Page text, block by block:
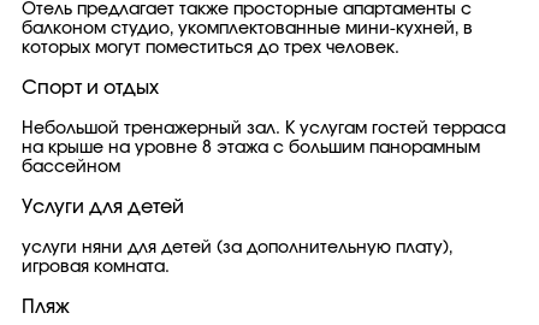
Отель предлагает также просторные апартаменты с
балконом студио, укомплектованные мини-кухней, в
которых могут поместиться до трех человек.
Спорт и отдых
Небольшой тренажерный зал. К услугам гостей терраса
на крыше на уровне 8 этажа с большим панорамным
бассейном
Услуги для детей
услуги няни для детей (за дополнительную плату),
игровая комната.
Пляж